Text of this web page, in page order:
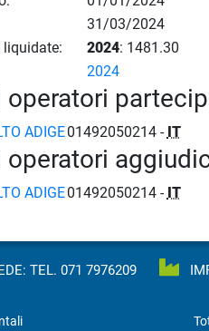
31/03/2024
liquidate:
2024: 1481.30
2024
operatori
ADIGE01492050214 - IT
operatori
ADIGE01492050214 - IT
TEL. 071 7976209